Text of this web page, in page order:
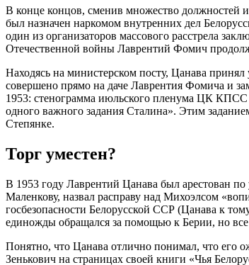
В конце концов, сменив множество должностей
был назначен наркомом внутренних дел
один из организаторов массового расстрела
Отечественной войны Лаврентий Фомич
Находясь на министерском посту, Цанава
совершено прямо на даче Лаврентия Фомича и
1953: стенограмма июльского пленума ЦК
одного важного задания Сталина». Этим
Степянке.
Торг уместен?
В 1953 году Лаврентий Цанава был арестован
Маленкову, назвал расправу над Михоэлсом
госбезопасности Белорусской ССР (Цанава к
единожды обращался за помощью к Берии, но все
Понятно, что Цанава отлично понимал, что его
Зенькович на страницах своей книги «Чья